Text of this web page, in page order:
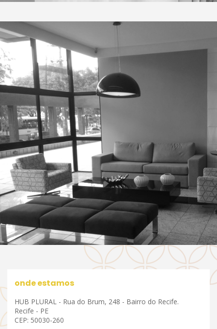
onde estamos
HUB PLURAL - Rua do Brum, 248 - Bairro do Recife.
Recife - PE
CEP: 50030-260